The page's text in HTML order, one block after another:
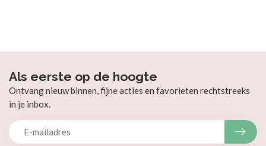
Als eerste op de hoogte
Ontvang nieuw binnen, fijne acties en favorieten rechtstreeks
in je inbox.